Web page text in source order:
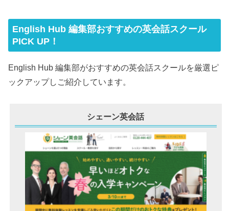
English Hub 編集部おすすめの英会話スクール
PICK UP！
English Hub 編集部がおすすめの英会話スクールを厳選ピ
ックアップしご紹介しています。
シェーン英会話